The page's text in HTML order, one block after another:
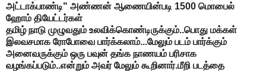
அட்டாக்பாண்டி" அண்ணன் ஆணையின்படி 1500 மொபைல்
ஹோம் தியேட்டர்கள்
தமிழ் நாடு முழுவதும் உலவிக்கொண்டிருக்கும்..பொது மக்கள்
இலவசமாக ரோபோவை பார்க்கலாம்...மேலும் படம் பார்க்கும்
அனைவருக்கும் ஒரு பவுன் தங்க நாணயம் பரிசாக
வழங்கப்படும்..என்றும் அவர் மேலும் கூறினார்.மீறி படத்தை